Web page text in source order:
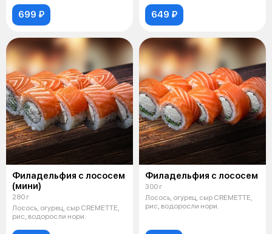
699 ₽ 649 ₽
Филадельфия с лососем
(мини)
280 г
Лосось, огурец, сыр CREMETTE,
рис, водоросли нори.
Филадельфия с лососем
300 г
Лосось, огурец, сыр CREMETTE,
рис, водоросли нори.